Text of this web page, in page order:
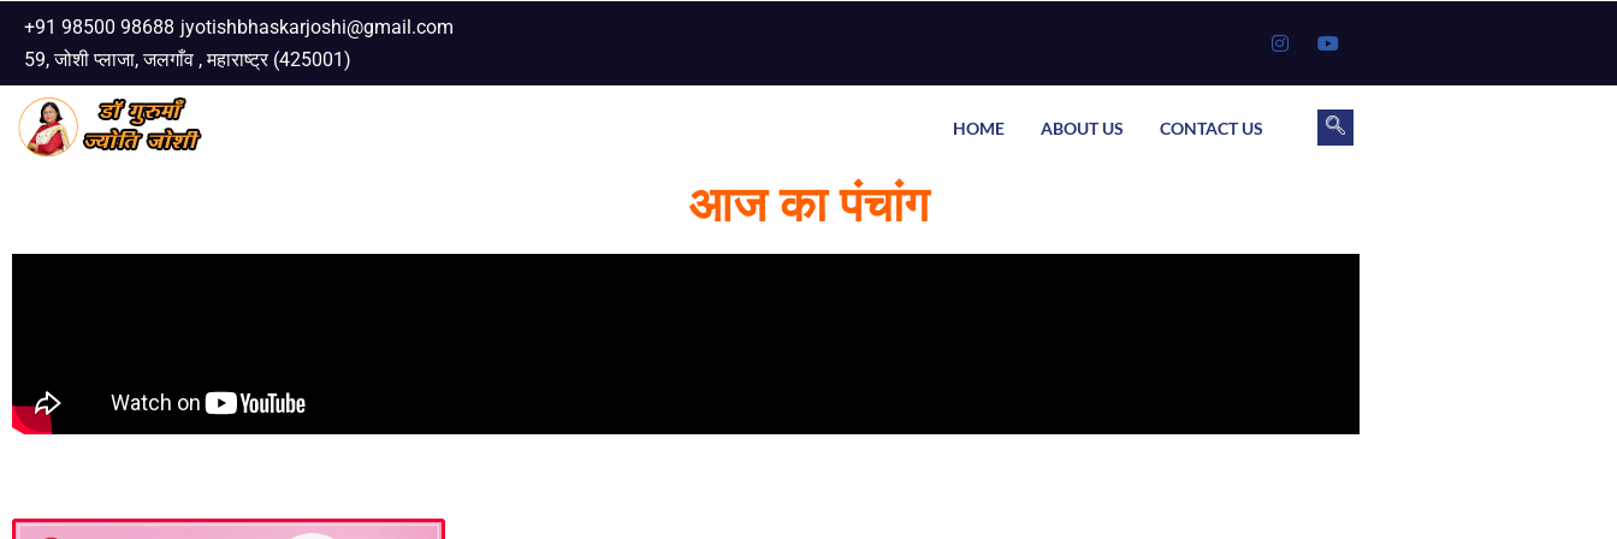
Skip
to
content
+91 98500 98688 jyotishbhaskarjoshi@gmail.com
59, जोशी प्लाजा, जलगाँव , महाराष्ट्र (425001)
HOME ABOUT US CONTACT US
आज का पंचांग